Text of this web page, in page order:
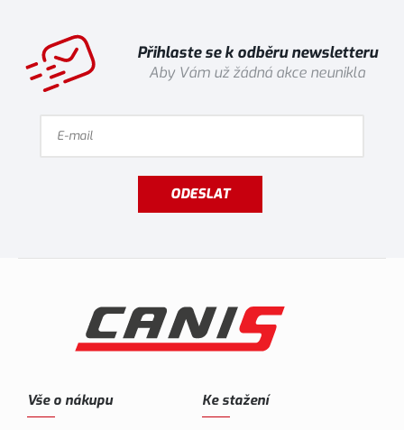
Přihlaste se k odběru newsletteru
Aby Vám už žádná akce neunikla
ODESLAT
Vše o nákupu Ke stažení